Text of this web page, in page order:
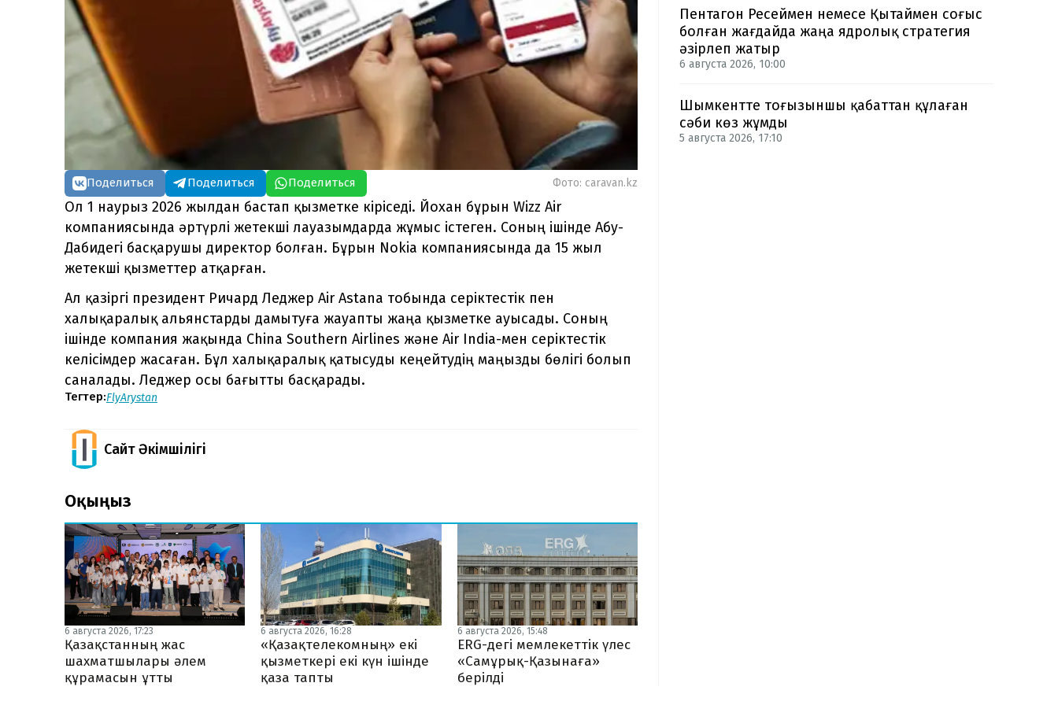
Поделиться Поделиться Поделиться Фото: caravan.kz
Ол 1 наурыз 2026 жылдан бастап қызметке кіріседі. Йохан бұрын Wizz Air
компаниясында әртүрлі жетекші лауазымдарда жұмыс істеген. Соның ішінде Абу-
Дабидегі басқарушы директор болған. Бұрын Nokia компаниясында да 15 жыл
жетекші қызметтер атқарған.
Ал қазіргі президент Ричард Леджер Air Astana тобында серіктестік пен
халықаралық альянстарды дамытуға жауапты жаңа қызметке ауысады. Соның
ішінде компания жақында China Southern Airlines және Air India-мен серіктестік
келісімдер жасаған. Бұл халықаралық қатысуды кеңейтудің маңызды бөлігі болып
саналады. Леджер осы бағытты басқарады.
Тегтер:FlyArystan
Сайт Әкімшілігі
Оқыңыз
6 августа 2026, 17:23
Қазақстанның жас
шахматшылары әлем
құрамасын ұтты
6 августа 2026, 16:28
«Қазақтелекомның» екі
қызметкері екі күн ішінде
қаза тапты
6 августа 2026, 15:48
ERG-дегі мемлекеттік үлес
«Самұрық-Қазынаға»
берілді
Пентагон Ресеймен немесе Қытаймен соғыс
болған жағдайда жаңа ядролық стратегия
әзірлеп жатыр
6 августа 2026, 10:00
Шымкентте тоғызыншы қабаттан құлаған
сәби көз жұмды
5 августа 2026, 17:10